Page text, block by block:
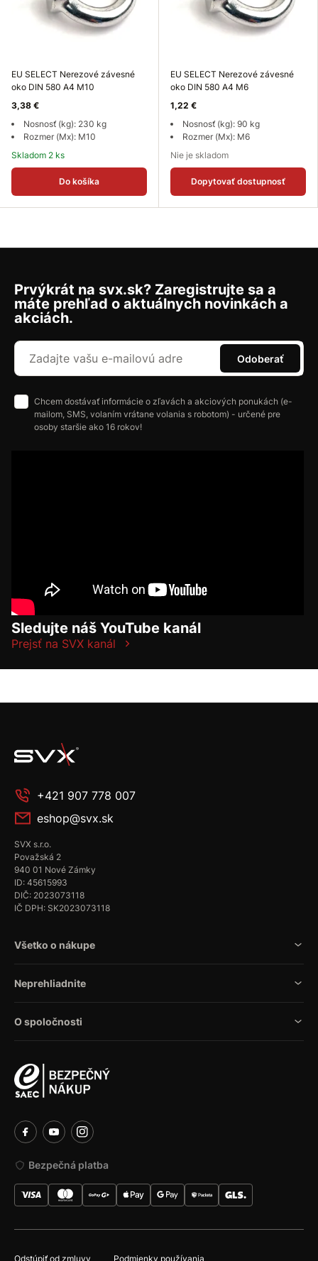
EU SELECT Nerezové závesné
oko DIN 580 A4 M10
3,38 €
Nosnosť (kg): 230 kg
Rozmer (Mx): M10
Skladom 2 ks
Do košíka
EU SELECT Nerezové závesné
oko DIN 580 A4 M6
1,22 €
Nosnosť (kg): 90 kg
Rozmer (Mx): M6
Nie je skladom
Dopytovať dostupnosť
Prvýkrát na svx.sk? Zaregistrujte sa a
máte prehľad o aktuálnych novinkách a
akciách.
Odoberať
Chcem dostávať informácie o zľavách a akciových ponukách (e-
mailom, SMS, volaním vrátane volania s robotom) - určené pre
osoby staršie ako 16 rokov!
Sledujte náš YouTube kanál
Prejsť na SVX kanál
+421 907 778 007
eshop@svx.sk
SVX s.r.o.
Považská 2
940 01 Nové Zámky
ID: 45615993
DIČ: 2023073118
IČ DPH: SK2023073118
Všetko o nákupe
Neprehliadnite
O spoločnosti
Bezpečná platba
Odstúpiť od zmluvy Podmienky používania